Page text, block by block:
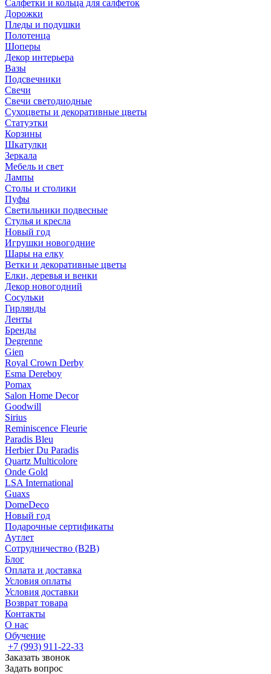
Салфетки и кольца для салфеток
Дорожки
Пледы и подушки
Полотенца
Шоперы
Декор интерьера
Вазы
Подсвечники
Свечи
Свечи светодиодные
Сухоцветы и декоративные цветы
Статуэтки
Корзины
Шкатулки
Зеркала
Мебель и свет
Лампы
Столы и столики
Пуфы
Светильники подвесные
Стулья и кресла
Новый год
Игрушки новогодние
Шары на елку
Ветки и декоративные цветы
Елки, деревья и венки
Декор новогодний
Сосульки
Гирлянды
Ленты
Бренды
Degrenne
Gien
Royal Crown Derby
Esma Dereboy
Pomax
Salon Home Decor
Goodwill
Sirius
Reminiscence Fleurie
Paradis Bleu
Herbier Du Paradis
Quartz Multicolore
Onde Gold
LSA International
Guaxs
DomeDeco
Новый год
Подарочные сертификаты
Аутлет
Сотрудничество (B2B)
Блог
Оплата и доставка
Условия оплаты
Условия доставки
Возврат товара
Контакты
О нас
Обучение
+7 (993) 911-22-33
Заказать звонок
Задать вопрос